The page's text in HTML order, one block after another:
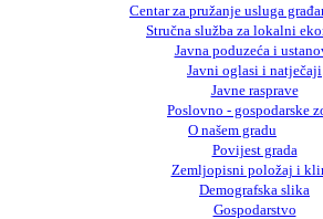
Centar za pružanje usluga
Stručna služba za lokalni
Javna poduzeća i
Javni oglasi i natječaji
Javne rasprave
Poslovno - gospodarske
O našem gradu
Povijest grada
Zemljopisni položaj i
Demografska slika
Gospodarstvo